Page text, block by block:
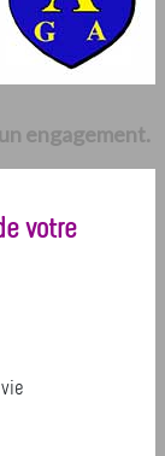
engagement.